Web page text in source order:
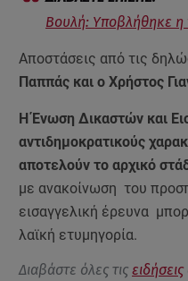
Βουλή: Υποβλήθηκε
Αποστάσεις από τις
Παππάς και ο Χρήστος
Η Ένωση Δικαστών και
αντιδημοκρατικούς
αποτελούν το αρχικό
με ανακοίνωση του
εισαγγελική έρευνα
λαϊκή ετυμηγορία.
Διαβάστε όλες τις ειδήσεις